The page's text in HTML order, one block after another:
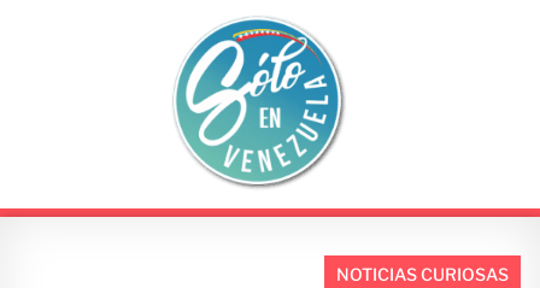
l
NOTICIAS CURIOSAS